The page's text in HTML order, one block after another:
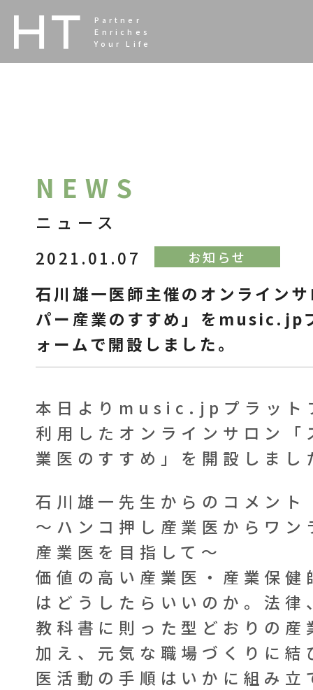
Partner
Enriches
Your Life
NEWS
ニュース
2021.01.07
お知らせ
石川雄一医師主催のオンライン
パー産業のすすめ」をmusic.jp
ォームで開設しました。
本日よりmusic.jpプラット
利用したオンラインサロン「
業医のすすめ」を開設しまし
石川雄一先生からのコメント
～ハンコ押し産業医からワン
産業医を目指して～
価値の高い産業医・産業保健
はどうしたらいいのか。法律
教科書に則った型どおりの産
加え、元気な職場づくりに結
医活動の手順はいかに組み立